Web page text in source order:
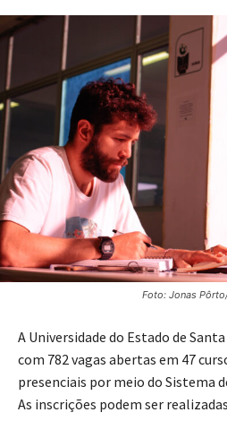
Foto: Jonas
A Universidade do Estado de
com 782 vagas abertas em 47
presenciais por meio do Sistema
As inscrições podem ser